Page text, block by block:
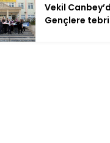
Vekil
Gençlere